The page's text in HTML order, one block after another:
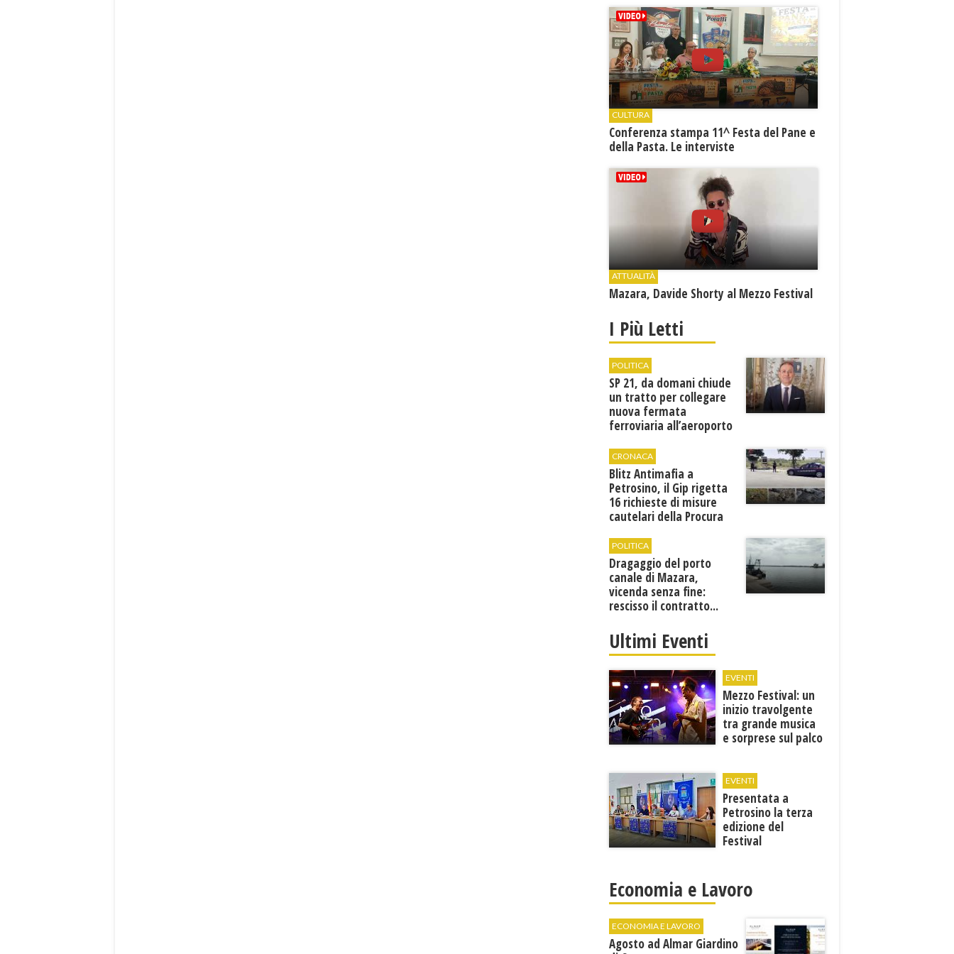
CULTURA
Conferenza stampa 11^ Festa del Pane e
della Pasta. Le interviste
ATTUALITÀ
Mazara, Davide Shorty al Mezzo Festival
I Più Letti
POLITICA
SP 21, da domani chiude
un tratto per collegare
nuova fermata
ferroviaria all’aeroporto
CRONACA
Blitz Antimafia a
Petrosino, il Gip rigetta
16 richieste di misure
cautelari della Procura
POLITICA
Dragaggio del porto
canale di Mazara,
vicenda senza fine:
rescisso il contratto...
Ultimi Eventi
EVENTI
Mezzo Festival: un
inizio travolgente
tra grande musica
e sorprese sul palco
EVENTI
Presentata a
Petrosino la terza
edizione del
Festival
"Voci dal
Mediterraneo"
Economia e Lavoro
ECONOMIA E LAVORO
Agosto ad Almar Giardino